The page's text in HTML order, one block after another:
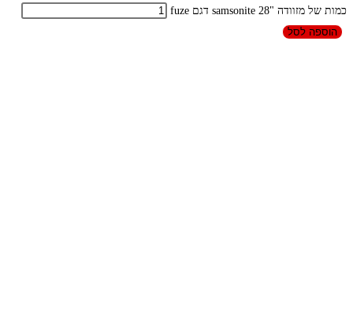
כמות של מזוודה "28 samsonite דגם fuze
הוספה לסל